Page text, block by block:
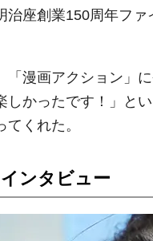
治座創業150周年フ
「漫画アクション」
しかったです！」と
くれた。
ンタビュー